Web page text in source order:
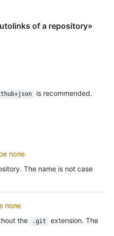
of a repository»
is recommended.
поле
The name is not case
поле
the
.git
extension. The